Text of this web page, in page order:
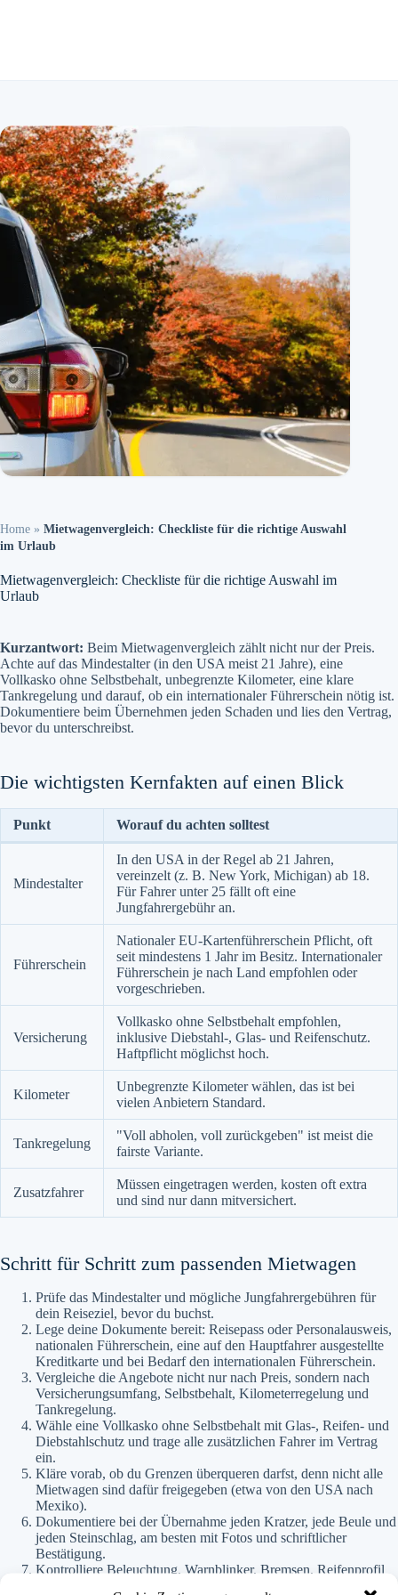
Home » Mietwagenvergleich: Checkliste für die richtige Auswahl
im Urlaub
Mietwagenvergleich: Checkliste für die richtige Auswahl im
Urlaub
Kurzantwort: Beim Mietwagenvergleich zählt nicht nur der Preis.
Achte auf das Mindestalter (in den USA meist 21 Jahre), eine
Vollkasko ohne Selbstbehalt, unbegrenzte Kilometer, eine klare
Tankregelung und darauf, ob ein internationaler Führerschein nötig ist.
Dokumentiere beim Übernehmen jeden Schaden und lies den Vertrag,
bevor du unterschreibst.
Die wichtigsten Kernfakten auf einen Blick
Punkt Worauf du achten solltest
Mindestalter
In den USA in der Regel ab 21 Jahren,
vereinzelt (z. B. New York, Michigan) ab 18.
Für Fahrer unter 25 fällt oft eine
Jungfahrergebühr an.
Führerschein
Nationaler EU-Kartenführerschein Pflicht, oft
seit mindestens 1 Jahr im Besitz. Internationaler
Führerschein je nach Land empfohlen oder
vorgeschrieben.
Versicherung
Vollkasko ohne Selbstbehalt empfohlen,
inklusive Diebstahl-, Glas- und Reifenschutz.
Haftpflicht möglichst hoch.
Kilometer
Unbegrenzte Kilometer wählen, das ist bei
vielen Anbietern Standard.
Tankregelung
"Voll abholen, voll zurückgeben" ist meist die
fairste Variante.
Zusatzfahrer
Müssen eingetragen werden, kosten oft extra
und sind nur dann mitversichert.
Schritt für Schritt zum passenden Mietwagen
Prüfe das Mindestalter und mögliche Jungfahrergebühren für
dein Reiseziel, bevor du buchst.
Lege deine Dokumente bereit: Reisepass oder Personalausweis,
nationalen Führerschein, eine auf den Hauptfahrer ausgestellte
Kreditkarte und bei Bedarf den internationalen Führerschein.
Vergleiche die Angebote nicht nur nach Preis, sondern nach
Versicherungsumfang, Selbstbehalt, Kilometerregelung und
Tankregelung.
Wähle eine Vollkasko ohne Selbstbehalt mit Glas-, Reifen- und
Diebstahlschutz und trage alle zusätzlichen Fahrer im Vertrag
ein.
Kläre vorab, ob du Grenzen überqueren darfst, denn nicht alle
Mietwagen sind dafür freigegeben (etwa von den USA nach
Mexiko).
Dokumentiere bei der Übernahme jeden Kratzer, jede Beule und
jeden Steinschlag, am besten mit Fotos und schriftlicher
Bestätigung.
Kontrolliere Beleuchtung, Warnblinker, Bremsen, Reifenprofil